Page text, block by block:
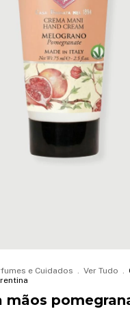
e Cuidados . Ver Tudo .
mãos